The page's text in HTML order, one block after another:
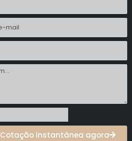
Cotação instantânea agora